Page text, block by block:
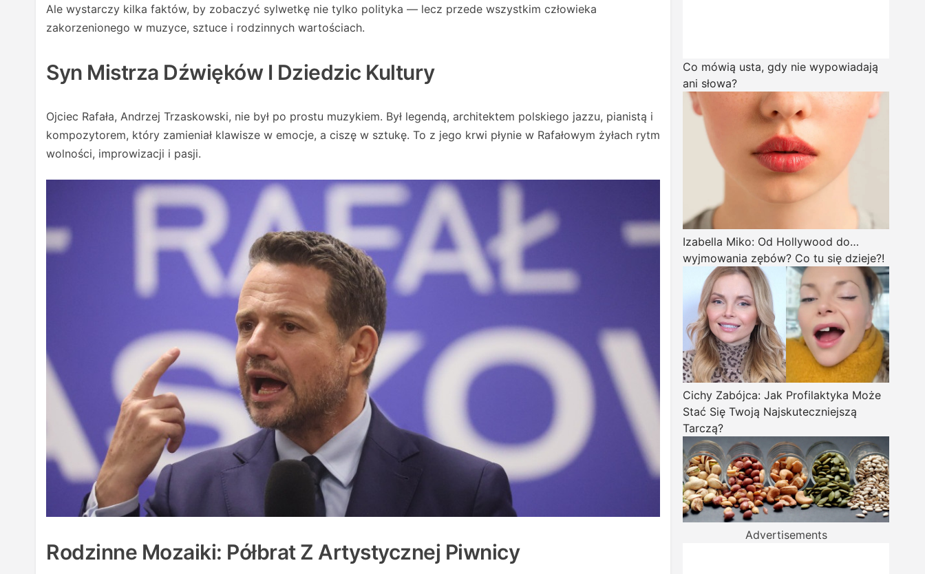
Ale wystarczy kilka faktów, by zobaczyć sylwetkę nie tylko polityka — lecz przede wszystkim człowieka
zakorzenionego w muzyce, sztuce i rodzinnych wartościach.
Syn Mistrza Dźwięków I Dziedzic Kultury
Ojciec Rafała, Andrzej Trzaskowski, nie był po prostu muzykiem. Był legendą, architektem polskiego jazzu, pianistą i
kompozytorem, który zamieniał klawisze w emocje, a ciszę w sztukę. To z jego krwi płynie w Rafałowym żyłach rytm
wolności, improwizacji i pasji.
Rodzinne Mozaiki: Półbrat Z Artystycznej Piwnicy
Co mówią usta, gdy nie wypowiadają
ani słowa?
Izabella Miko: Od Hollywood do…
wyjmowania zębów? Co tu się dzieje?!
Cichy Zabójca: Jak Profilaktyka Może
Stać Się Twoją Najskuteczniejszą
Tarczą?
Advertisements